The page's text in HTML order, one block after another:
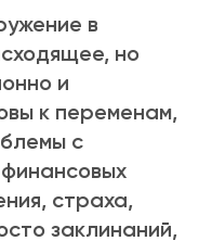
в
но
и
к переменам,
с
страха,
заклинаний,